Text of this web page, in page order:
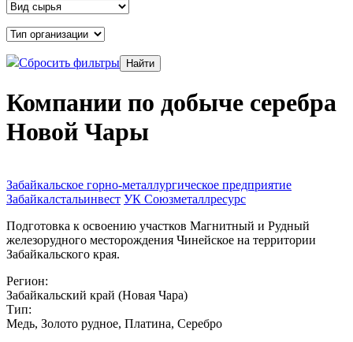
Сбросить фильтры
Компании по добыче серебра
Новой Чары
Забайкальское горно-металлургическое предприятие
Забайкалстальинвест УК Союзметаллресурс
Подготовка к освоению участков Магнитный и Рудный
железорудного месторождения Чинейское на территории
Забайкальского края.
Регион:
Забайкальский край (Новая Чара)
Тип:
Медь, Золото рудное, Платина, Серебро